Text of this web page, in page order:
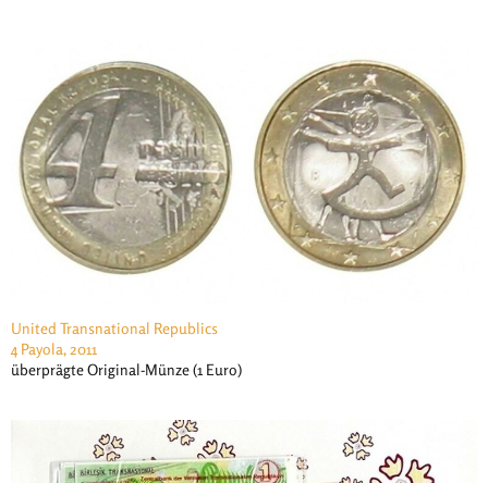
United Transnational Republics
4 Payola, 2011
überprägte Original-Münze (1 Euro)